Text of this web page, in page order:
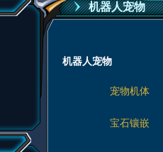
机器人宠物
机器人宠物
宠物机体
宝石镶嵌